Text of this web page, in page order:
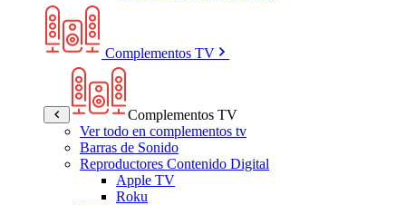
Complementos TV
Complementos TV
Ver todo en complementos tv
Barras de Sonido
Reproductores Contenido Digital
Apple TV
Roku